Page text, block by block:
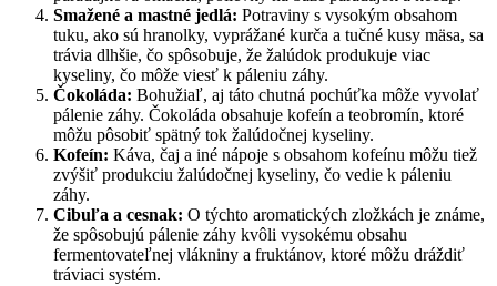
Smažené a mastné jedlá: Potraviny s vysokým obsahom
tuku, ako sú hranolky, vyprážané kurča a tučné kusy mäsa, sa
trávia dlhšie, čo spôsobuje, že žalúdok produkuje viac
kyseliny, čo môže viesť k páleniu záhy.
Čokoláda: Bohužiaľ, aj táto chutná pochúťka môže vyvolať
pálenie záhy. Čokoláda obsahuje kofeín a teobromín, ktoré
môžu pôsobiť spätný tok žalúdočnej kyseliny.
Kofeín: Káva, čaj a iné nápoje s obsahom kofeínu môžu tiež
zvýšiť produkciu žalúdočnej kyseliny, čo vedie k páleniu
záhy.
Cibuľa a cesnak: O týchto aromatických zložkách je známe,
že spôsobujú pálenie záhy kvôli vysokému obsahu
fermentovateľnej vlákniny a fruktánov, ktoré môžu dráždiť
tráviaci systém.